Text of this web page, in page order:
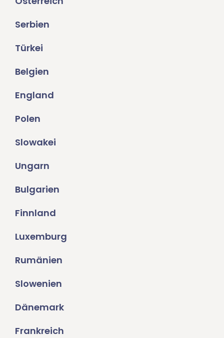
Serbien
Türkei
Belgien
England
Polen
Slowakei
Ungarn
Bulgarien
Finnland
Luxemburg
Rumänien
Slowenien
Dänemark
Frankreich